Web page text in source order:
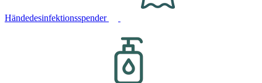
Händedesinfektionsspender